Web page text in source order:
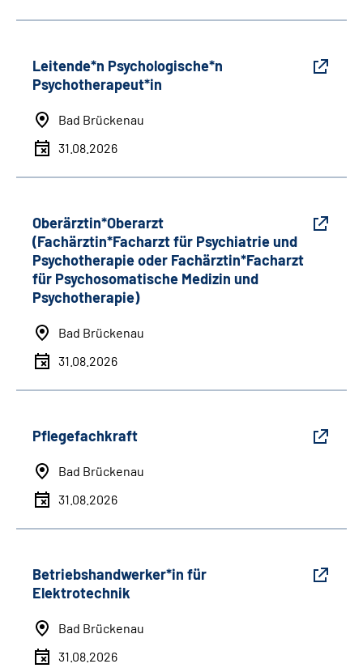
Leitende*n Psychologische*n
Psychotherapeut*in
Bad Brückenau
31.08.2026
Oberärztin*Oberarzt
(Fachärztin*Facharzt für Psychiatrie und
Psychotherapie oder Fachärztin*Facharzt
für Psychosomatische Medizin und
Psychotherapie)
Bad Brückenau
31.08.2026
Pflegefachkraft
Bad Brückenau
31.08.2026
Betriebshandwerker*in für
Elektrotechnik
Bad Brückenau
31.08.2026